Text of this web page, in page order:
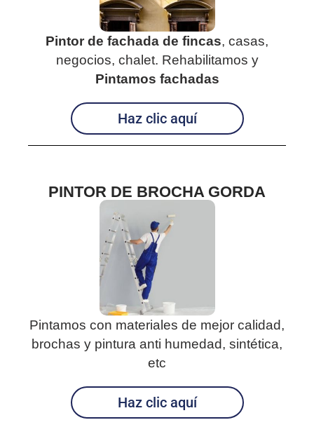
Pintor de fachada de fincas, casas,
negocios, chalet. Rehabilitamos y
Pintamos fachadas
Haz clic aquí
PINTOR DE BROCHA GORDA
Pintamos con materiales de mejor calidad,
brochas y pintura anti humedad, sintética,
etc
Haz clic aquí